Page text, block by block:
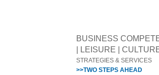
BUSINESS
| LEISURE |
STRATEGIES & SERVICES
>>TWO STEPS AHEAD